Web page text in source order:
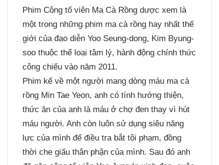
Phim Công tố viên Ma Cà Rồng dược xem là
một trong những phim ma cà rồng hay nhất thế
giới của đạo diễn Yoo Seung-dong, Kim Byung-
soo thuộc thể loại tâm lý, hành động chính thức
công chiếu vào năm 2011.
Phim kể về một người mang dòng máu ma cà
rồng Min Tae Yeon, anh có tính hướng thiện,
thức ăn của anh là máu ở chợ đen thay vì hút
máu người. Anh còn luôn sử dụng siêu năng
lực của mình để điều tra bắt tội phạm, đồng
thời che giấu thân phận của mình. Sau đó anh